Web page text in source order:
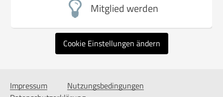
Mitglied werden
Cookie Einstellungen ändern
Impressum
Nutzungsbedingungen